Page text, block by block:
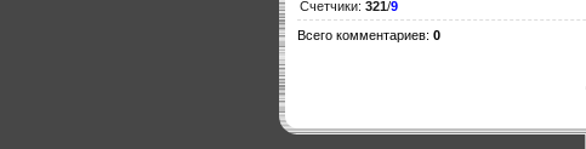
Счетчики: 321/9
Всего комментариев: 0